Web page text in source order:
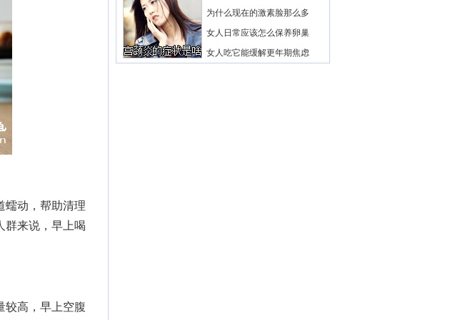
动，帮助清理
群来说，早上喝
高，早上空腹
为什么现在的激素脸那么多
女人日常应该怎么保养卵巢
女人吃它能缓解更年期焦虑